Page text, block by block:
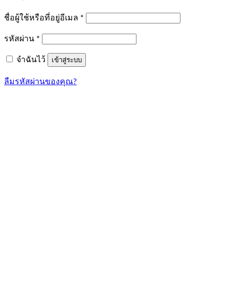
ชื่อผู้ใช้หรือที่อยู่อีเมล *
รหัสผ่าน *
จำฉันไว้ เข้าสู่ระบบ
ลืมรหัสผ่านของคุณ?